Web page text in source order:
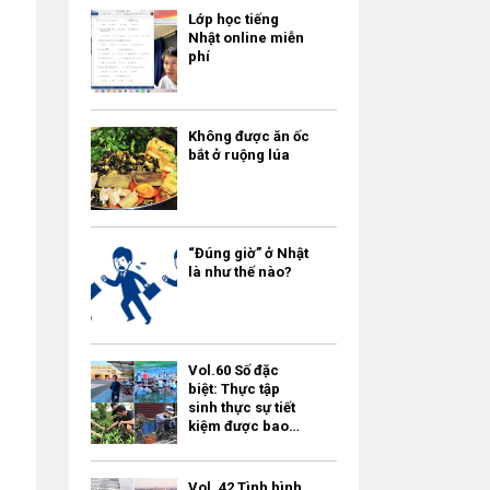
Lớp học tiếng
Nhật online miễn
phí
Không được ăn ốc
bắt ở ruộng lúa
“Đúng giờ” ở Nhật
là như thế nào?
Vol.60 Số đặc
biệt: Thực tập
sinh thực sự tiết
kiệm được bao